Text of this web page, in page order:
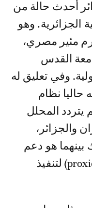
الجزائرية. وهو
مئير مصري،
القدس
وفي تعليق له
حاليا نظام
يتردد المحلل
والجزائر،
بينهما هو دعم
الإرهاب وتوظيف وكلاء (proxies) لتنفيذ